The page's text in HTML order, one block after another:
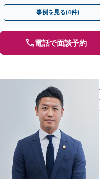
弁護士をお探しの方は弁護士泉
事例を見る(4件)
電話で面談予約